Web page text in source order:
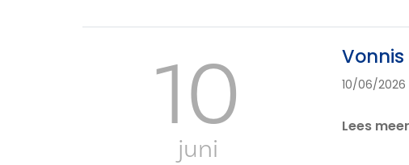
10
juni
10/06/2026
Lees meer